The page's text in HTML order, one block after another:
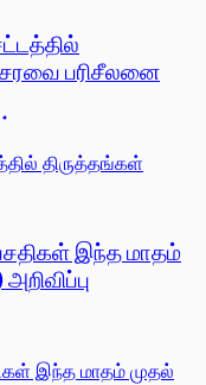
பரிசீலனை
இந்த மாதம்